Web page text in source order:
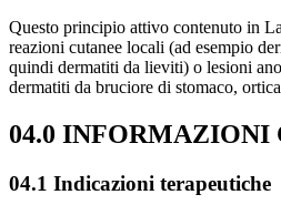
Questo principio attivo contenuto in
reazioni cutanee locali (ad esempio
quindi dermatiti da lieviti) o lesioni
dermatiti da bruciore di stomaco,
04.0 INFORMAZIONI
04.1 Indicazioni terapeutiche